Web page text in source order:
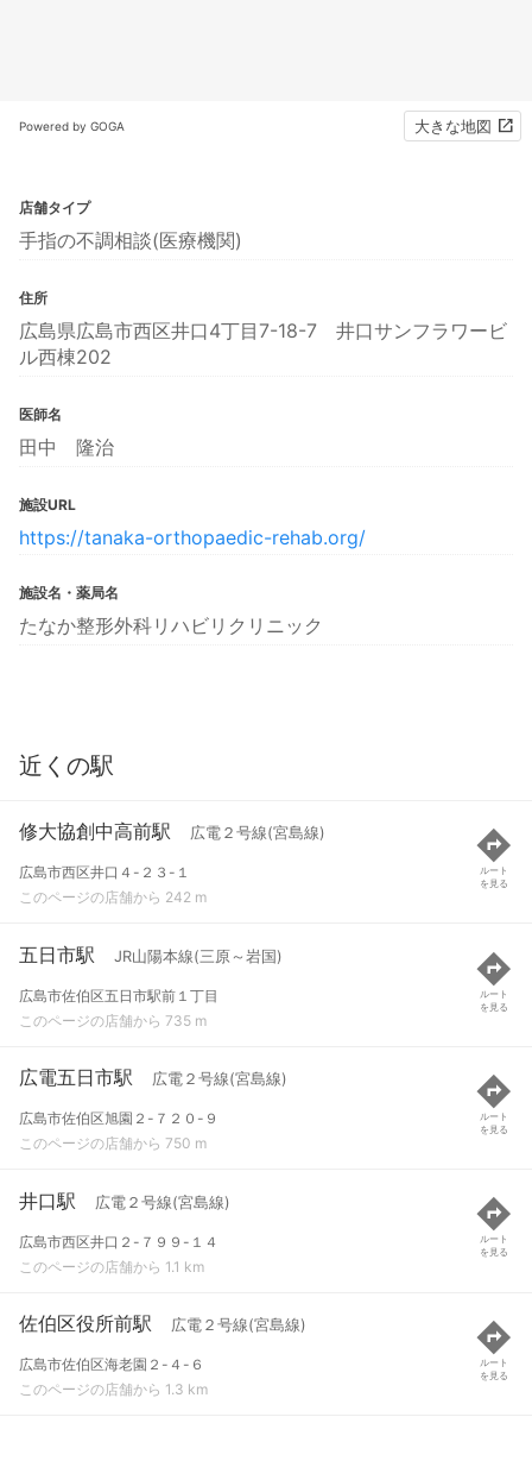
Powered by GOGA 大きな地図
店舗タイプ
手指の不調相談(医療機関)
住所
広島県広島市西区井口4丁目7-18-7 井口サンフラワービ
ル西棟202
医師名
田中 隆治
施設URL
https://tanaka-orthopaedic-rehab.org/
施設名・薬局名
たなか整形外科リハビリクリニック
近くの駅
修大協創中高前駅 広電２号線(宮島線)
広島市西区井口４-２３-１
このページの店舗から 242 m
ルート
を見る
五日市駅 JR山陽本線(三原～岩国)
広島市佐伯区五日市駅前１丁目
このページの店舗から 735 m
ルート
を見る
広電五日市駅 広電２号線(宮島線)
広島市佐伯区旭園２-７２０-９
このページの店舗から 750 m
ルート
を見る
井口駅 広電２号線(宮島線)
広島市西区井口２-７９９-１４
このページの店舗から 1.1 km
ルート
を見る
佐伯区役所前駅 広電２号線(宮島線)
広島市佐伯区海老園２-４-６
このページの店舗から 1.3 km
ルート
を見る